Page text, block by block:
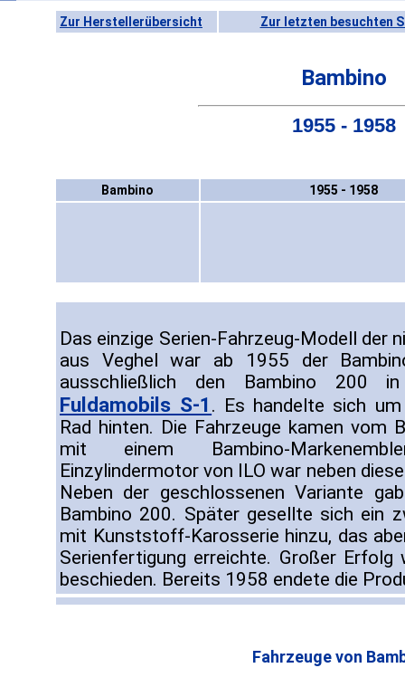
Zur Herstellerübersicht Zur letzten besuchten
Bambino
1955 - 1958
Bambino 1955 - 1958
Das einzige Serien-Fahrzeug-Modell der
aus Veghel war ab 1955 der
ausschließlich den Bambino 200
Fuldamobils S-1 . Es handelte sich
Rad hinten. Die Fahrzeuge kamen vom
mit einem Bambino-
Einzylindermotor von ILO war neben
Neben der geschlossenen Variante
Bambino 200. Später gesellte sich ein
mit Kunststoff-Karosserie hinzu, das
Serienfertigung erreichte. Großer
beschieden. Bereits 1958 endete die
Fahrzeuge von